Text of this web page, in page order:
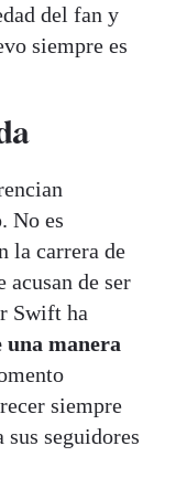
del fan y
siempre es
No es
la carrera de
acusan de ser
Swift ha
una manera
siempre
seguidores